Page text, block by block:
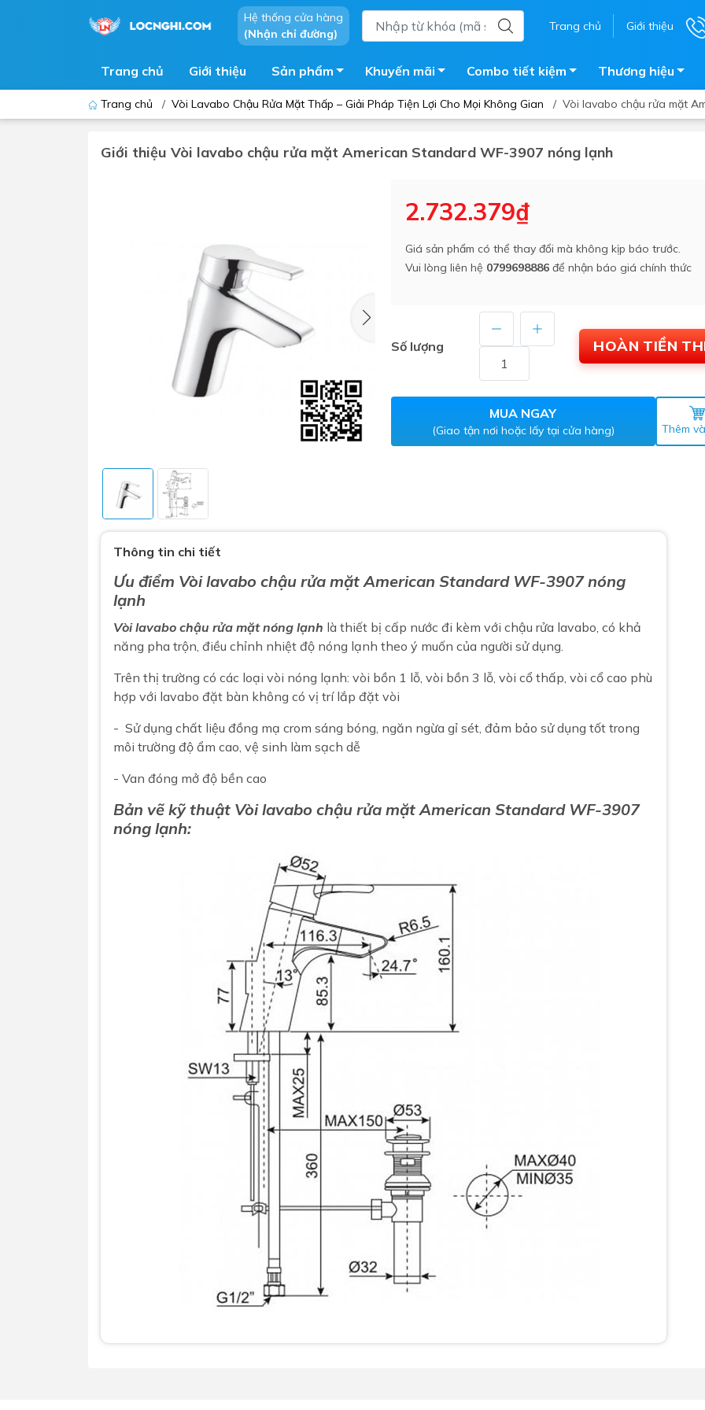
Hệ thống cửa hàng
(Nhận chỉ đường)
Trang chủ Giới thiệu
Trang chủ Giới thiệu Sản phẩm
Vòi chậu - vòi hồ - vòi gắn tường
Lavabo tủ - Lavabo kính
Máy tắm nước nóng điện
Chậu giặt
Sen tắm âm tường
Bồn bảo ôn
Bồn nhựa tự hoại
Vòi pha nóng lạnh
Vật tư
Máy nước nóng gián tiếp
Phụ kiện nhà vệ sinh
Gương nhà vệ sinh - nhà tắm
Máy sấy tay
Nắp bồn cầu
Nắp điện tử
Combo bồn cầu nhà trọ giá rẻ
Combo Máy nước nóng năng lượng
mặt trời
Combo thiết bị vệ sinh cao cấp
Khuyến mãi Combo tiết kiệm Thương hiệu
Trang chủ / Vòi Lavabo Chậu Rửa Mặt Thấp – Giải Pháp Tiện Lợi Cho Mọi Không Gian / Vòi lavabo chậu rửa mặt
Giới thiệu Vòi lavabo chậu rửa mặt American Standard WF-3907 nóng lạnh
2.732.379₫
Giá sản phẩm có thể thay đổi mà không kịp báo trước.
Vui lòng liên hệ 0799698886 để nhận báo giá chính thức
Số lượng HOÀN TIỀN
MUA NGAY
(Giao tận nơi hoặc lấy tại cửa hàng) Thêm
Thông tin chi tiết
Ưu điểm Vòi lavabo chậu rửa mặt American Standard WF-3907 nóng
lạnh
Vòi lavabo chậu rửa mặt nóng lạnh là thiết bị cấp nước đi kèm với chậu rửa lavabo, có khả
năng pha trộn, điều chỉnh nhiệt độ nóng lạnh theo ý muốn của người sử dụng.
Trên thị trường có các loại vòi nóng lạnh: vòi bồn 1 lỗ, vòi bồn 3 lỗ, vòi cổ thấp, vòi cổ cao phù
hợp với lavabo đặt bàn không có vị trí lắp đặt vòi
- Sử dụng chất liệu đồng mạ crom sáng bóng, ngăn ngừa gỉ sét, đảm bảo sử dụng tốt trong
môi trường độ ẩm cao, vệ sinh làm sạch dễ
- Van đóng mở độ bền cao
Bản vẽ kỹ thuật Vòi lavabo chậu rửa mặt American Standard WF-3907
nóng lạnh: